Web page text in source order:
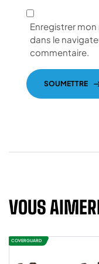
Enregistrer
dans le
commentaire.
SOUMETTRE
VOUS
COVERGUARD